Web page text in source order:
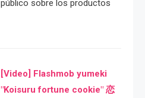
público sobre los productos
[Video] Flashmob yumeki
"Koisuru fortune cookie" 恋